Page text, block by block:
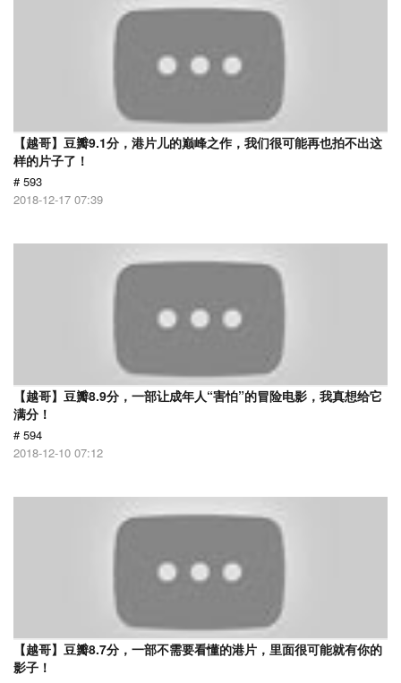
【越哥】豆瓣9.1分，港片儿的巅峰之作，我们很可能再也拍不出这
样的片子了！
# 593
2018-12-17 07:39
【越哥】豆瓣8.9分，一部让成年人“害怕”的冒险电影，我真想给它
满分！
# 594
2018-12-10 07:12
【越哥】豆瓣8.7分，一部不需要看懂的港片，里面很可能就有你的
影子！